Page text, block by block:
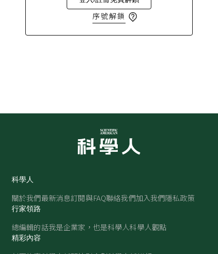
序號解鎖
科學人
關於我們最新消息訂閱與FAQ聯絡我們加入我們隱私政策
行家領路
總編輯的話我是企業家，也是科學人科學人觀點
精彩內容